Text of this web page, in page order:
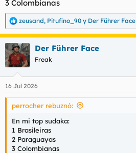
3 Colombianas
R
e
a
c
c
i
e
s
zeusand, Pitufino_90 y Der Führer Face
Der Führer Face
Freak
16 Jul 2026
perrocher rebuznó:
En mi top sudaka:
1 Brasileiras
2 Paraguayas
3 Colombianas